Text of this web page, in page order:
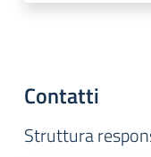
Contatti
Struttura